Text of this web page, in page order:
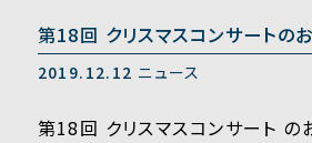
第18回 クリスマスコンサートの
2019.12.12 ニュース
第18回 クリスマスコンサート の